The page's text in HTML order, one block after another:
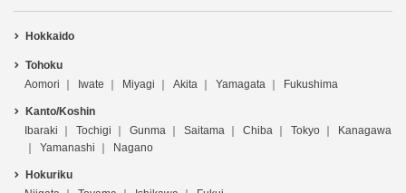
Hokkaido
Tohoku
Aomori
Iwate Miyagi Akita Yamagata Fukushima
Kanto/Koshin
Ibaraki
Tochigi Gunma Saitama Chiba Tokyo
Kanagawa
Yamanashi
Nagano
Hokuriku